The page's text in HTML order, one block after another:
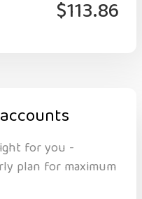
$113.86
for you -
plan for maximum